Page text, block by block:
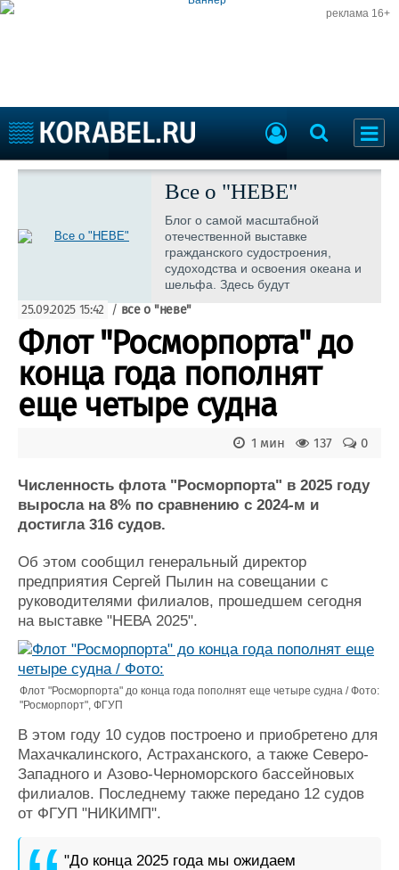
реклама 16+
Судостроение
Пресс-релизы
Порты
Яхты и катера
Еще
Судостроение
Пульс
Новости
Компании
Крюинг
Журнал
Реклама
Торговая площадка
Доска объявлений
Продажа флота
Оборудование
Услуги
Конференции
Выставки и семинары
Личности
Словарь
Флот
Галерея флота
Отзывы
Все о "НЕВЕ"
Блог о самой масштабной
отечественной выставке
гражданского судостроения,
судоходства и освоения океана и
шельфа. Здесь будут
информация и новости о событии.
25.09.2025 15:42 / все о "неве"
Флот "Росморпорта" до
конца года пополнят
еще четыре судна
0
137
1 мин
Численность флота "Росморпорта" в 2025 году
выросла на 8% по сравнению с 2024-м и
достигла 316 судов.
Об этом сообщил генеральный директор
предприятия Сергей Пылин на совещании с
руководителями филиалов, прошедшем сегодня
на выставке "НЕВА 2025".
Флот "Росморпорта" до конца года пополнят еще четыре судна / Фото:
"Росморпорт", ФГУП
В этом году 10 судов построено и приобретено для
Махачкалинского, Астраханского, а также Северо-
Западного и Азово-Черноморского бассейновых
филиалов. Последнему также передано 12 судов
от ФГУП "НИКИМП".
"До конца 2025 года мы ожидаем